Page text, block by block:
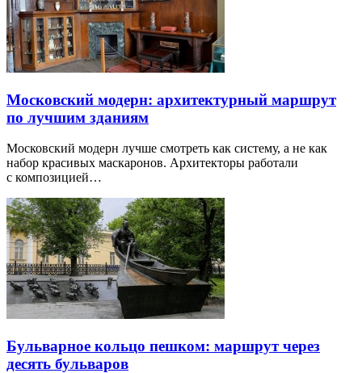
Московский модерн: архитектурный маршрут
по лучшим зданиям
Московский модерн лучше смотреть как систему, а не как
набор красивых маскаронов. Архитекторы работали
с композицией…
Бульварное кольцо пешком: маршрут через
десять бульваров